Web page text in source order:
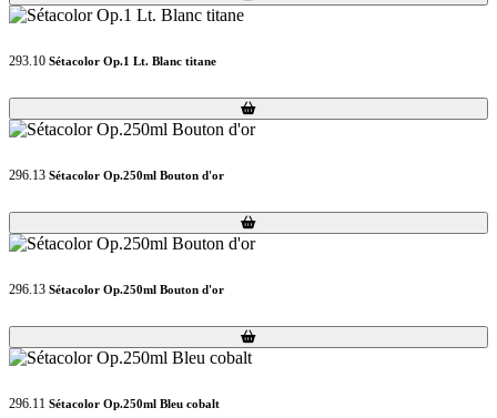
293.10 Sétacolor Op.1 Lt. Blanc titane
Loading...
Loading...
296.13 Sétacolor Op.250ml Bouton d'or
Loading...
Loading...
296.13 Sétacolor Op.250ml Bouton d'or
Loading...
Loading...
296.11 Sétacolor Op.250ml Bleu cobalt